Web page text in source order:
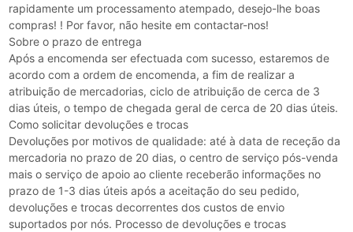
rapidamente um processamento atempado, desejo-lhe boas
compras! ! Por favor, não hesite em contactar-nos!
Sobre o prazo de entrega
Após a encomenda ser efectuada com sucesso, estaremos de
acordo com a ordem de encomenda, a fim de realizar a
atribuição de mercadorias, ciclo de atribuição de cerca de 3
dias úteis, o tempo de chegada geral de cerca de 20 dias úteis.
Como solicitar devoluções e trocas
Devoluções por motivos de qualidade: até à data de receção da
mercadoria no prazo de 20 dias, o centro de serviço pós-venda
mais o serviço de apoio ao cliente receberão informações no
prazo de 1-3 dias úteis após a aceitação do seu pedido,
devoluções e trocas decorrentes dos custos de envio
suportados por nós. Processo de devoluções e trocas